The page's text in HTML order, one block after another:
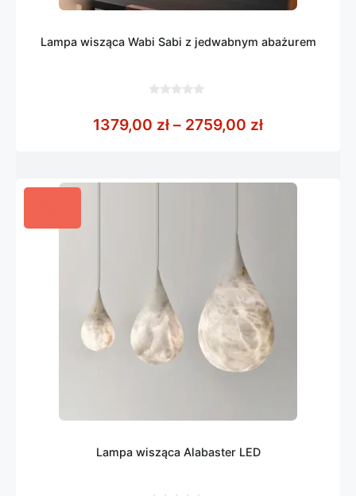
Lampa wisząca Wabi Sabi z jedwabnym abażurem
5
1379,00 zł – 2759,00 złZakres cen:
Lampa wisząca Alabaster LED